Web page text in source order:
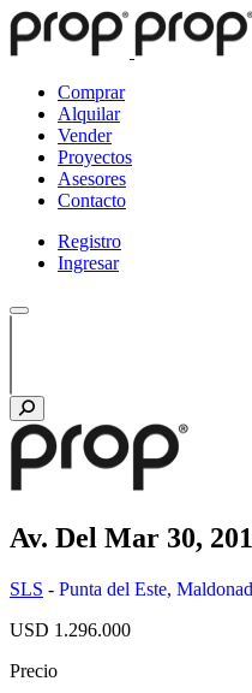
Comprar
Alquilar
Vender
Proyectos
Asesores
Contacto
Registro
Ingresar
Av. Del Mar 30,
SLS - Punta del Este,
USD 1.296.000
Precio